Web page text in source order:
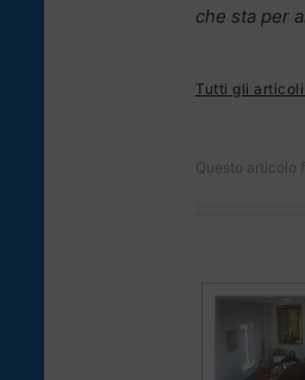
che sta per
Tutti gli
Questo articolo